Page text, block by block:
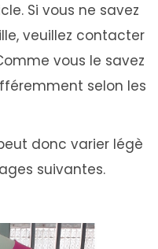
Si vous ne savez
veuillez contacter
vous le savez
selon les
donc varier légè
suivantes.